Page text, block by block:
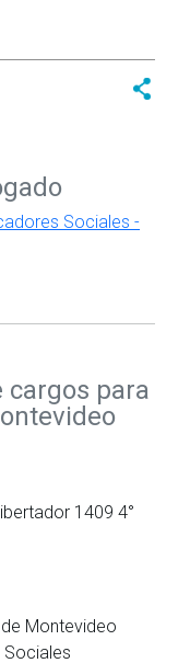
Sociales -
cargos para
1409 4°
Montevideo
Sociales